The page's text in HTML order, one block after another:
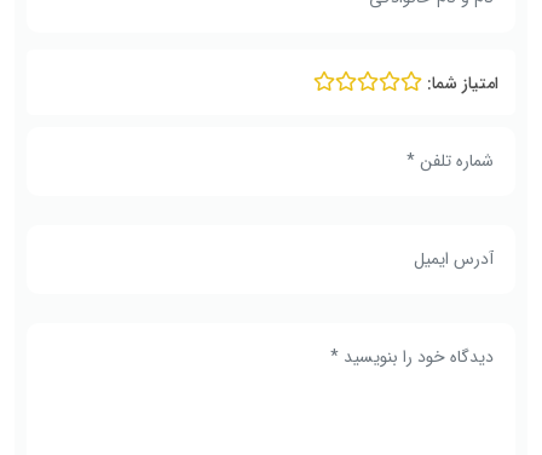
امتیاز شما: